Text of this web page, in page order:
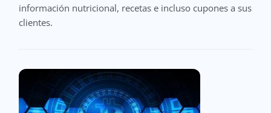
información nutricional, recetas e incluso cupones a sus
clientes.